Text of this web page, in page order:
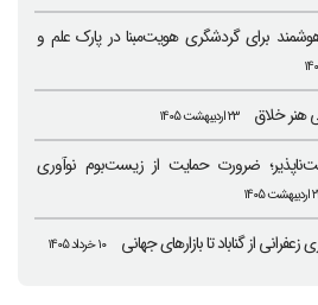
برای گردشگری هویت‌مبنا در پارک علم و
هنر خلاق ۲۳ اردیبهشت ۱۴۰۵
ضرورت حمایت از زیست‌بوم نوآوری
۱۴۰۵
از گناباد تا بازارهای جهانی ۱۰ خرداد ۱۴۰۵